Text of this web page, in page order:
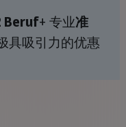
Beruf+ 专业准
具吸引力的优惠